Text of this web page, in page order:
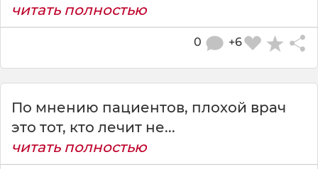
читать полностью
+6
0
По мнению пациентов, плохой врач
это тот, кто лечит не...
читать полностью